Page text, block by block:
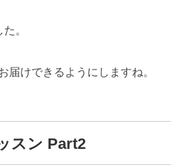
。
けできるようにしますね。
スン Part2